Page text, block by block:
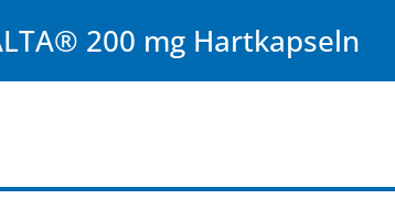
200 mg Hartkapseln